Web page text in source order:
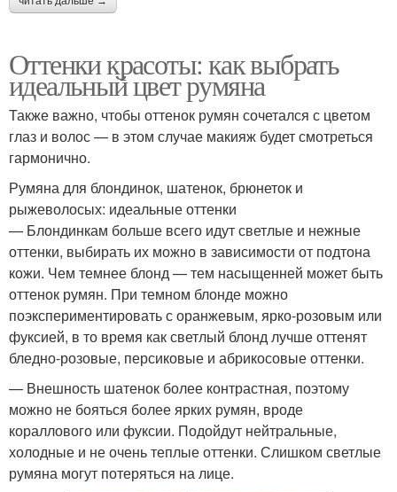
Оттенки красоты: как выбрать
идеальный цвет румяна
Также важно, чтобы оттенок румян сочетался с цветом
глаз и волос — в этом случае макияж будет смотреться
гармонично.
Румяна для блондинок, шатенок, брюнеток и
рыжеволосых: идеальные оттенки
— Блондинкам больше всего идут светлые и нежные
оттенки, выбирать их можно в зависимости от подтона
кожи. Чем темнее блонд — тем насыщенней может быть
оттенок румян. При темном блонде можно
поэкспериментировать с оранжевым, ярко-розовым или
фуксией, в то время как светлый блонд лучше оттенят
бледно-розовые, персиковые и абрикосовые оттенки.
— Внешность шатенок более контрастная, поэтому
можно не бояться более ярких румян, вроде
кораллового или фуксии. Подойдут нейтральные,
холодные и не очень теплые оттенки. Слишком светлые
румяна могут потеряться на лице.